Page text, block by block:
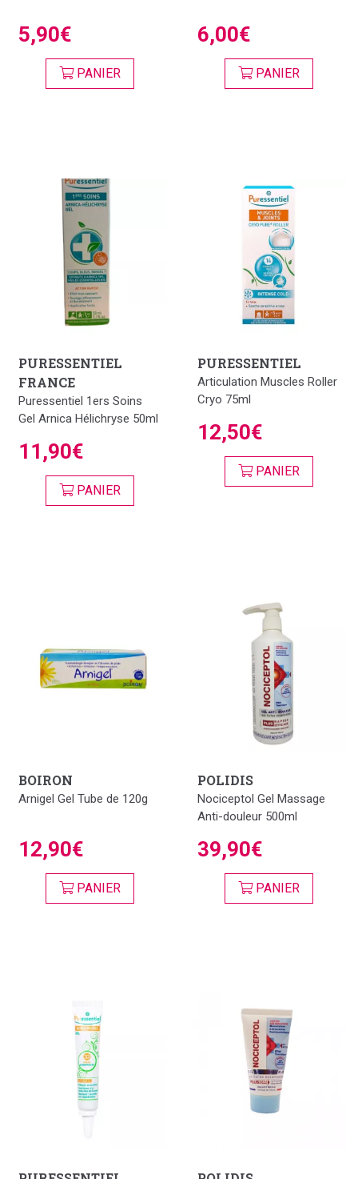
5,90€
PANIER
6,00€
PANIER
PURESSENTIEL
FRANCE
Puressentiel 1ers Soins
Gel Arnica Hélichryse 50ml
11,90€
PANIER
PURESSENTIEL
Articulation Muscles Roller
Cryo 75ml
12,50€
PANIER
BOIRON
Arnigel Gel Tube de 120g
12,90€
PANIER
POLIDIS
Nociceptol Gel Massage
Anti-douleur 500ml
39,90€
PANIER